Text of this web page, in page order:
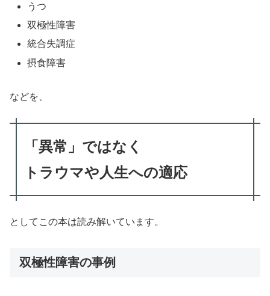
うつ
双極性障害
統合失調症
摂食障害
などを、
「異常」ではなく
トラウマや人生への適応
としてこの本は読み解いています。
双極性障害の事例